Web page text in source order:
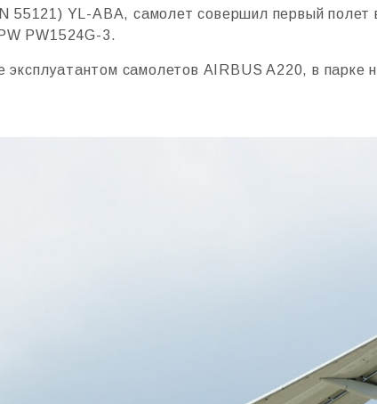
55121) YL-ABA, самолет совершил первый полет
PW1524G-3.
самолетов AIRBUS A220, в парке